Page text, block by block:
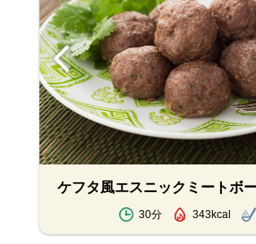
ケフタ風エスニックミートボ
30分 343kcal